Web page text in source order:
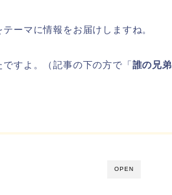
テーマに情報をお届けしますね。
すよ。（記事の下の方で「 誰の兄弟
OPEN